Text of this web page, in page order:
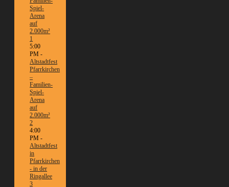
Spiel-
Arena
auf
2.000m²
1
5:00
PM -
Altstadtfest
Pfarrkirchen
–
Familien-
Spiel-
Arena
auf
2.000m²
2
4:00
PM -
Altstadtfest
in
Pfarrkirchen
- in der
Ringallee
3